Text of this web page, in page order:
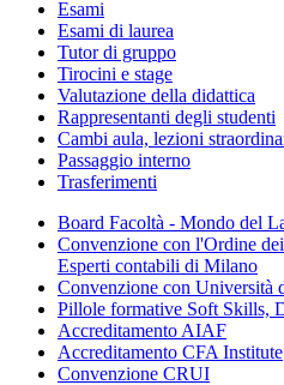
Esami
Esami di laurea
Tutor di gruppo
Tirocini e stage
Valutazione della didattica
Rappresentanti degli studenti
Cambi aula, lezioni
Passaggio interno
Trasferimenti
Board Facoltà - Mondo del
Convenzione con l'Ordine
Esperti contabili di Milano
Convenzione con Università
Pillole formative Soft Skills,
Accreditamento AIAF
Accreditamento CFA Institute
Convenzione CRUI